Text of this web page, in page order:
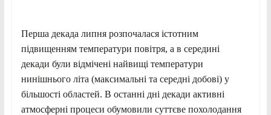
Перша декада липня розпочалася істотним
підвищенням температури повітря, а в середині
декади були відмічені найвищі температури
нинішнього літа (максимальні та середні добові) у
більшості областей. В останні дні декади активні
атмосферні процеси обумовили суттєве похолодання